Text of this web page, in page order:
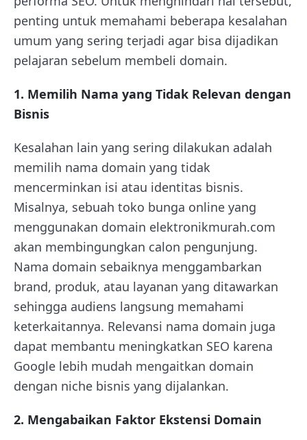
penting untuk memahami beberapa kesalahan
umum yang sering terjadi agar bisa dijadikan
pelajaran sebelum membeli domain.
1. Memilih Nama yang Tidak Relevan dengan
Bisnis
Kesalahan lain yang sering dilakukan adalah
memilih nama domain yang tidak
mencerminkan isi atau identitas bisnis.
Misalnya, sebuah toko bunga online yang
menggunakan domain elektronikmurah.com
akan membingungkan calon pengunjung.
Nama domain sebaiknya menggambarkan
brand, produk, atau layanan yang ditawarkan
sehingga audiens langsung memahami
keterkaitannya. Relevansi nama domain juga
dapat membantu meningkatkan SEO karena
Google lebih mudah mengaitkan domain
dengan niche bisnis yang dijalankan.
2. Mengabaikan Faktor Ekstensi Domain